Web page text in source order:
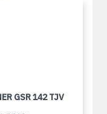
GSR 142 TJV